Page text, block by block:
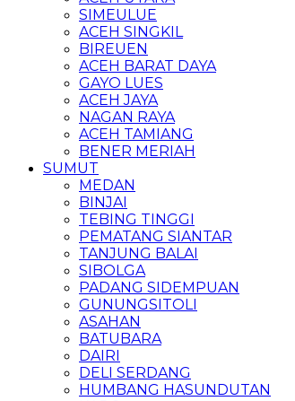
SIMEULUE
ACEH SINGKIL
BIREUEN
ACEH BARAT DAYA
GAYO LUES
ACEH JAYA
NAGAN RAYA
ACEH TAMIANG
BENER MERIAH
SUMUT
MEDAN
BINJAI
TEBING TINGGI
PEMATANG SIANTAR
TANJUNG BALAI
SIBOLGA
PADANG SIDEMPUAN
GUNUNGSITOLI
ASAHAN
BATUBARA
DAIRI
DELI SERDANG
HUMBANG HASUNDUTAN